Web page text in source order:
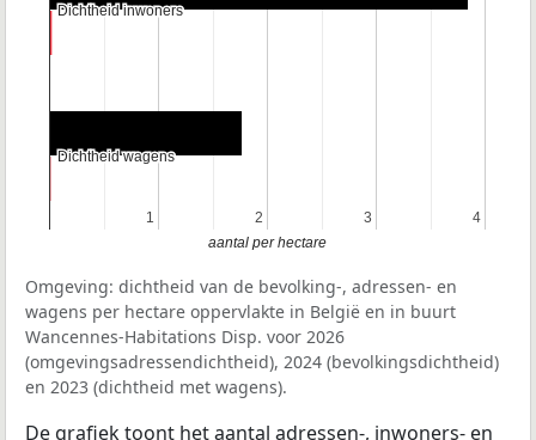
1
1 2
2 3
3 4
4
Dichtheid inwoners
Dichtheid inwoners
Dichtheid wagens
Dichtheid wagens
aantal per hectare
Omgeving: dichtheid van de bevolking-, adressen- en
wagens per hectare oppervlakte in België en in buurt
Wancennes-Habitations Disp. voor 2026
(omgevingsadressendichtheid), 2024 (bevolkingsdichtheid)
en 2023 (dichtheid met wagens).
De grafiek toont het aantal adressen-, inwoners- en